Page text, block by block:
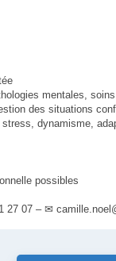
mentales,
des situations
dynamisme,
possibles
27 07 – ✉